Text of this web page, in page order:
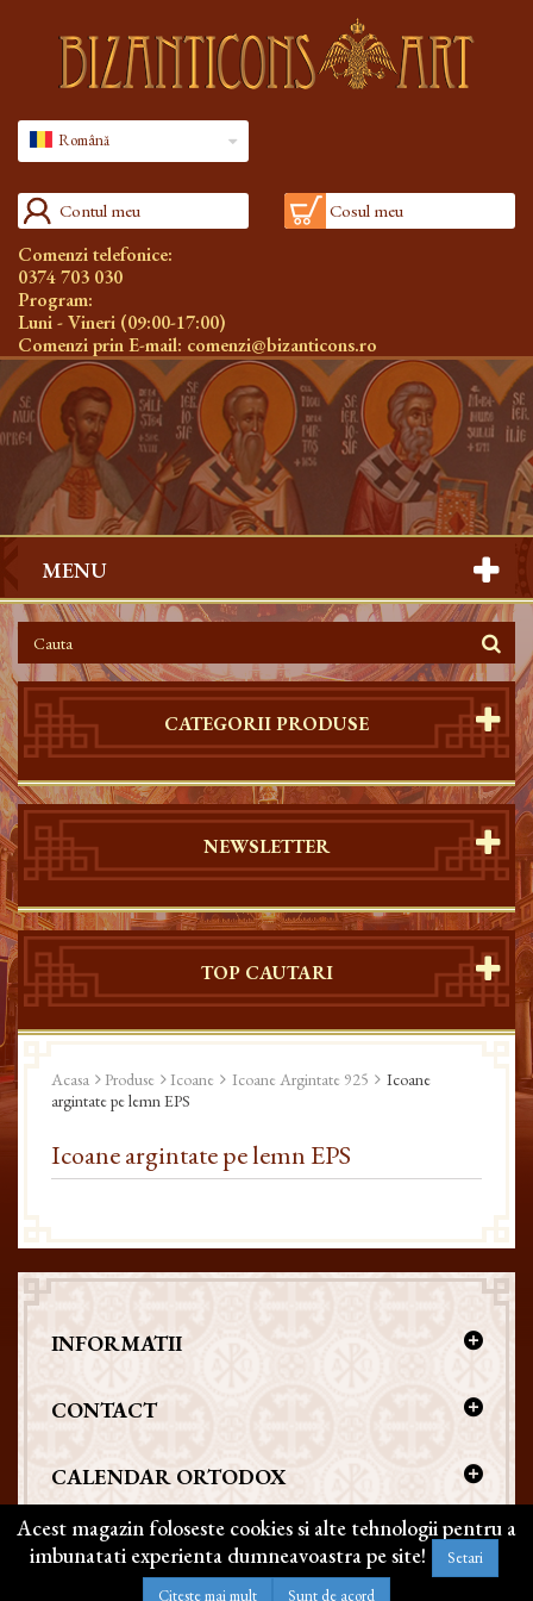
Română
Contul meu Cosul meu
Comenzi telefonice:
0374 703 030
Program:
Luni - Vineri (09:00-17:00)
Comenzi prin E-mail: comenzi@bizanticons.ro
MENU
CATEGORII PRODUSE
NEWSLETTER
TOP CAUTARI
Acasa Produse Icoane Icoane Argintate 925
Icoane
argintate pe lemn EPS
Icoane argintate pe lemn EPS
INFORMATII
CONTACT
CALENDAR ORTODOX
Copyright @ 2026 | BIZANTICONS. Toate drepturile rezervate
Acest magazin foloseste cookies si alte tehnologii pentru a
imbunatati experienta dumneavoastra pe site!
Setari
Citeste mai mult
Sunt de acord